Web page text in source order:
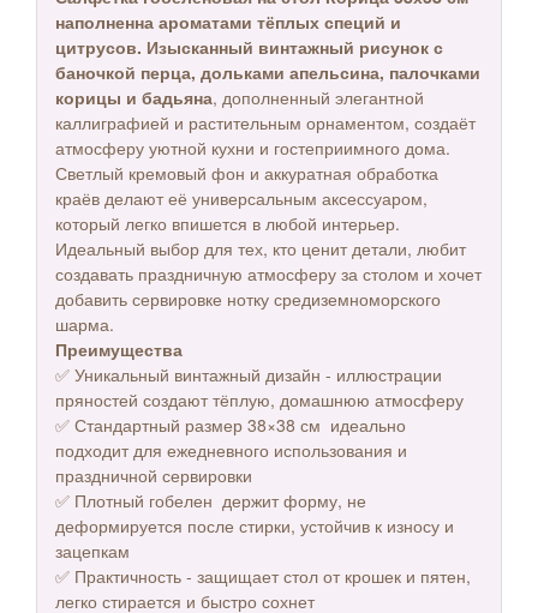
наполненна ароматами тёплых специй и
цитрусов. Изысканный винтажный рисунок с
баночкой перца, дольками апельсина, палочками
корицы и бадьяна, дополненный элегантной
каллиграфией и растительным орнаментом, создаёт
атмосферу уютной кухни и гостеприимного дома.
Светлый кремовый фон и аккуратная обработка
краёв делают её универсальным аксессуаром,
который легко впишется в любой интерьер.
Идеальный выбор для тех, кто ценит детали, любит
создавать праздничную атмосферу за столом и хочет
добавить сервировке нотку средиземноморского
шарма.
Преимущества
✅ Уникальный винтажный дизайн - иллюстрации
пряностей создают тёплую, домашнюю атмосферу
✅ Стандартный размер 38×38 см идеально
подходит для ежедневного использования и
праздничной сервировки
✅ Плотный гобелен держит форму, не
деформируется после стирки, устойчив к износу и
зацепкам
✅ Практичность - защищает стол от крошек и пятен,
легко стирается и быстро сохнет